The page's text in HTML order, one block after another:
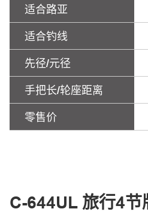
适合路亚
适合钓线
先径/元径
手把长/轮座距离
零售价
C-644UL 旅行4节